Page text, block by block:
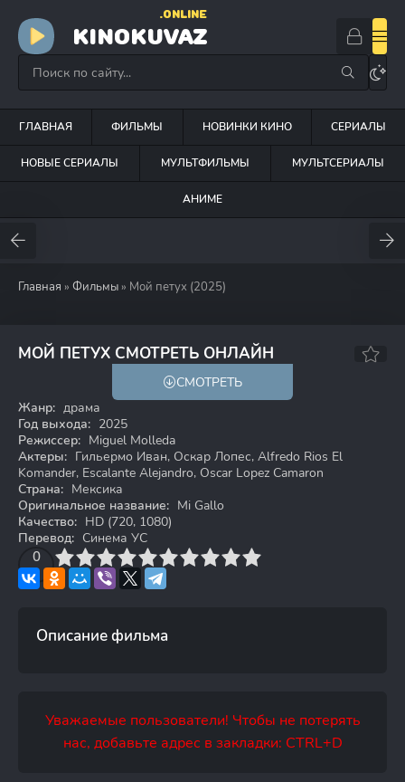
KINOKUVAZ
.ONLINE
ГЛАВНАЯ ФИЛЬМЫ НОВИНКИ КИНО СЕРИАЛЫ
НОВЫЕ СЕРИАЛЫ МУЛЬТФИЛЬМЫ МУЛЬТСЕРИАЛЫ
АНИМЕ
Главная » Фильмы » Мой петух (2025)
МОЙ ПЕТУХ СМОТРЕТЬ ОНЛАЙН
СМОТРЕТЬ
Жанр: драма
Год выхода: 2025
Режиссер: Miguel Molleda
Актеры: Гильермо Иван, Оскар Лопес, Alfredo Rios El
Komander, Escalante Alejandro, Oscar Lopez Camaron
Страна: Мексика
Оригинальное название: Mi Gallo
Качество: HD (720, 1080)
Перевод: Синема УС
0
4 6 7 8 9 10
Описание фильма
Уважаемые пользователи! Чтобы не потерять
нас, добавьте адрес в закладки: CTRL+D